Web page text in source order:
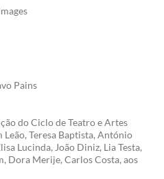
Pains
do Ciclo de Teatro e Artes
Teresa Baptista, António
Lucinda, João Diniz, Lia Testa,
Dora Merije, Carlos Costa, aos